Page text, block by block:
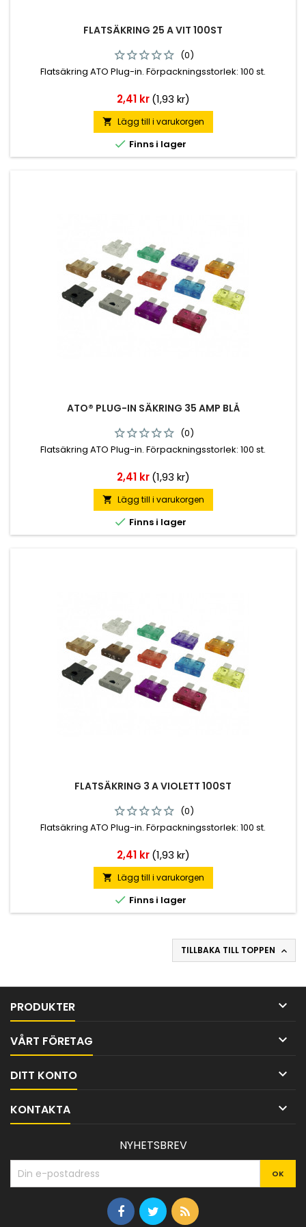
FLATSÄKRING 25 A VIT 100ST
(0)
Flatsäkring ATO Plug-in. Förpackningsstorlek: 100 st.
Pris
2,41 kr (1,93 kr)
 Lägg till i varukorgen
 Finns i lager
ATO® PLUG-IN SÄKRING 35 AMP BLÅ
(0)
Flatsäkring ATO Plug-in. Förpackningsstorlek: 100 st.
Pris
2,41 kr (1,93 kr)
 Lägg till i varukorgen
 Finns i lager
FLATSÄKRING 3 A VIOLETT 100ST
(0)
Flatsäkring ATO Plug-in. Förpackningsstorlek: 100 st.
Pris
2,41 kr (1,93 kr)
 Lägg till i varukorgen
 Finns i lager
TILLBAKA TILL TOPPEN 
PRODUKTER 
VÅRT FÖRETAG 
DITT KONTO 
KONTAKTA 
NYHETSBREV